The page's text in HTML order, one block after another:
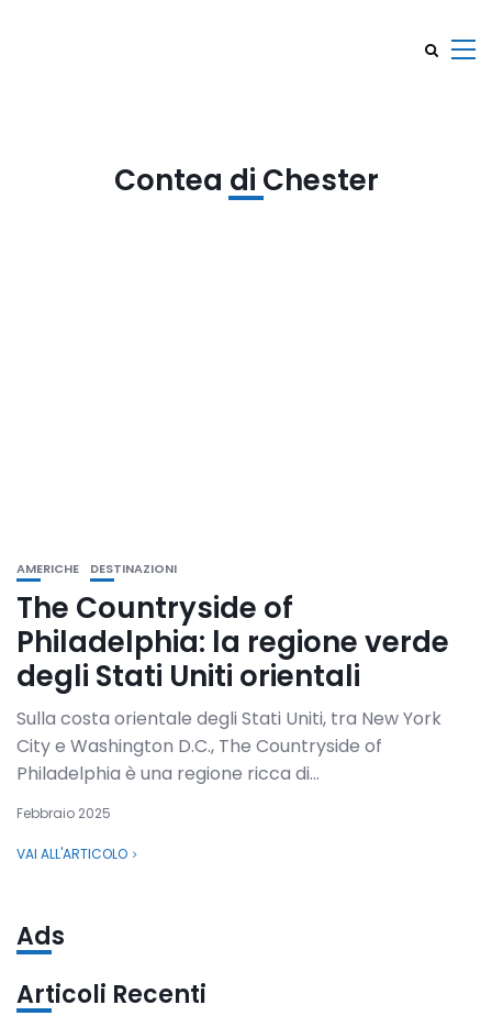
Contea di Chester
AMERICHE DESTINAZIONI
The Countryside of
Philadelphia: la regione verde
degli Stati Uniti orientali
Sulla costa orientale degli Stati Uniti, tra New York
City e Washington D.C., The Countryside of
Philadelphia è una regione ricca di...
Febbraio 2025
VAI ALL'ARTICOLO
Ads
Articoli Recenti